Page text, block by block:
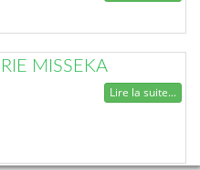
MISSEKA
Lire la suite...